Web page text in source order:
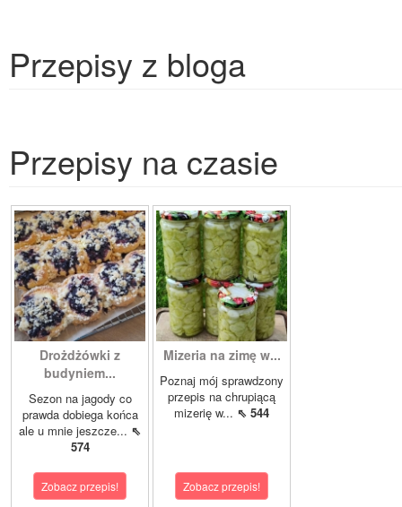
Przepisy z bloga
Przepisy na czasie
Drożdżówki z
budyniem...
Sezon na jagody co
prawda dobiega końca
ale u mnie jeszcze... ⇖
574
Zobacz przepis!
Mizeria na zimę w...
Poznaj mój sprawdzony
przepis na chrupiącą
mizerię w... ⇖ 544
Zobacz przepis!